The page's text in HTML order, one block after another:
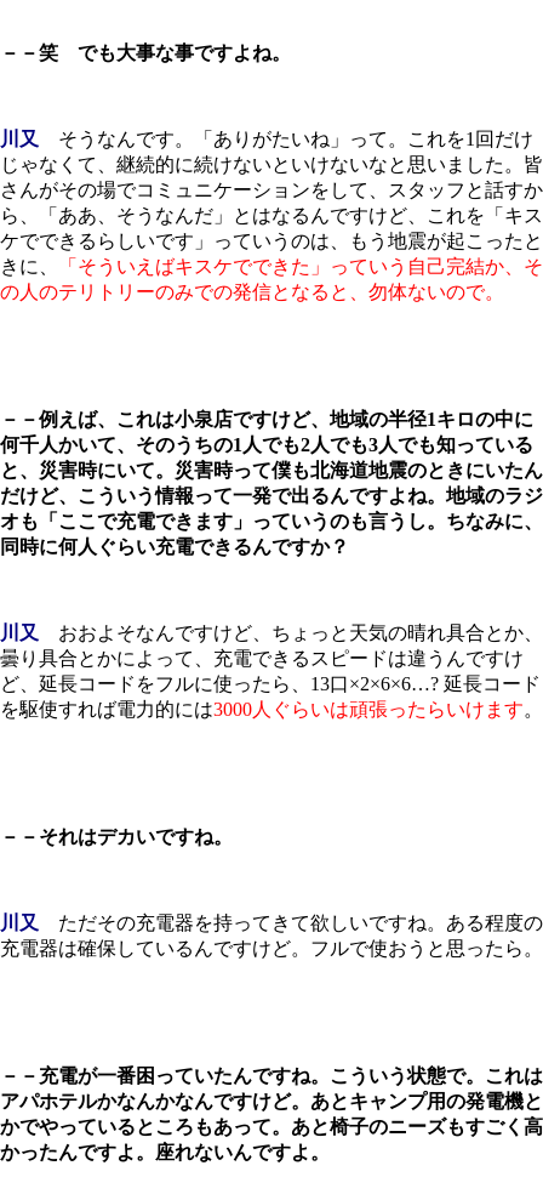
－－笑 でも大事な事ですよね。
川又 そうなんです。「ありがたいね」って。これを1回だけ
じゃなくて、継続的に続けないといけないなと思いました。皆
さんがその場でコミュニケーションをして、スタッフと話すか
ら、「ああ、そうなんだ」とはなるんですけど、これを「キス
ケでできるらしいです」っていうのは、もう地震が起こったと
きに、
「そういえばキスケでできた」っていう自己完結か、そ
の人のテリトリーのみでの発信となると、勿体ないので。
－－例えば、これは小泉店ですけど、地域の半径1キロの中に
何千人かいて、そのうちの1人でも2人でも3人でも知っている
と、災害時にいて。災害時って僕も北海道地震のときにいたん
だけど、こういう情報って一発で出るんですよね。地域のラジ
オも「ここで充電できます」っていうのも言うし。ちなみに、
同時に何人ぐらい充電できるんですか？
川又 おおよそなんですけど、ちょっと天気の晴れ具合とか、
曇り具合とかによって、充電できるスピードは違うんですけ
ど、延長コードをフルに使ったら、13口×2×6×6…? 延長コード
を駆使すれば電力的には3000人ぐらいは頑張ったらいけます。
－－それはデカいですね。
川又 ただその充電器を持ってきて欲しいですね。ある程度の
充電器は確保しているんですけど。フルで使おうと思ったら。
－－充電が一番困っていたんですね。こういう状態で。これは
アパホテルかなんかなんですけど。あとキャンプ用の発電機と
かでやっているところもあって。あと椅子のニーズもすごく高
かったんですよ。座れないんですよ。